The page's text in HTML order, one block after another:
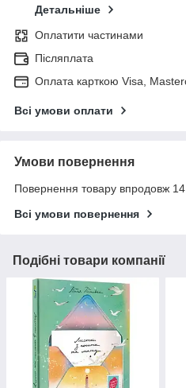
Детальніше
Оплатити частинами
Післяплата
Оплата карткою Visa,
Всі умови оплати
Умови повернення
Повернення товару впродовж 14
Всі умови повернення
Подібні товари компанії